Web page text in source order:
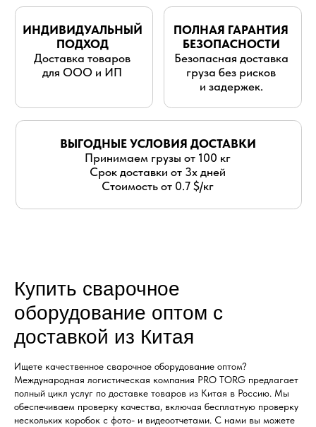
Срок доставки от 3х дней
Стоимость от 0.7 $/кг
Купить сварочное
оборудование оптом с
доставкой из Китая
Ищете качественное сварочное оборудование оптом?
Международная логистическая компания PRO TORG предлагает
полный цикл услуг по доставке товаров из Китая в Россию. Мы
обеспечиваем проверку качества, включая бесплатную проверку
нескольких коробок с фото- и видеоотчетами. С нами вы можете